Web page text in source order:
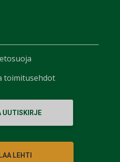
UUTISKIRJE
LEHTI
toimitusehdot